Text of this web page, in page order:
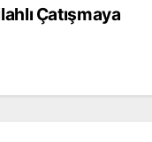
Çatışmaya